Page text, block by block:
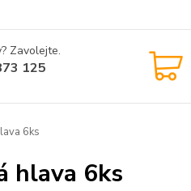
Zavolejte.
125
6ks
hlava 6ks